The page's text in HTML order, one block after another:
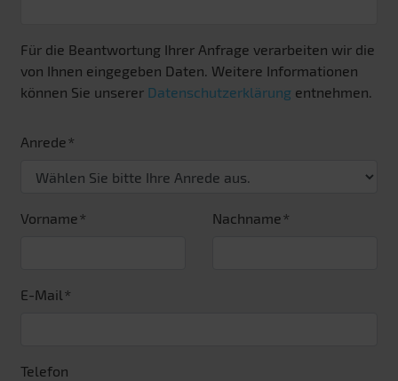
Für die Beantwortung Ihrer Anfrage verarbeiten wir die
von Ihnen eingegeben Daten. Weitere Informationen
können Sie unserer Datenschutzerklärung entnehmen.
Anrede
Vorname Nachname
E-Mail
Telefon